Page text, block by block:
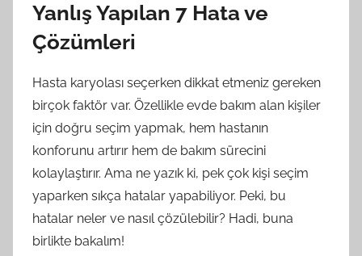
Yanlış Yapılan 7 Hata ve
Çözümleri
Hasta karyolası seçerken dikkat etmeniz gereken
birçok faktör var. Özellikle evde bakım alan kişiler
için doğru seçim yapmak, hem hastanın
konforunu artırır hem de bakım sürecini
kolaylaştırır. Ama ne yazık ki, pek çok kişi seçim
yaparken sıkça hatalar yapabiliyor. Peki, bu
hatalar neler ve nasıl çözülebilir? Hadi, buna
birlikte bakalım!